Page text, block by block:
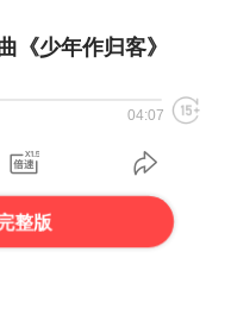
《少年作归客》
04:07
整版